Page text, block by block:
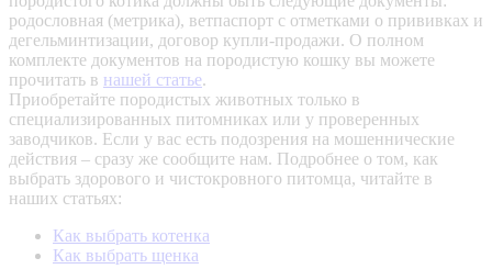
родословная (метрика), ветпаспорт с отметками о прививках и
дегельминтизации, договор купли-продажи. О полном
комплекте документов на породистую кошку вы можете
прочитать в нашей статье.
Приобретайте породистых животных только в
специализированных питомниках или у проверенных
заводчиков. Если у вас есть подозрения на мошеннические
действия – сразу же сообщите нам. Подробнее о том, как
выбрать здорового и чистокровного питомца, читайте в
наших статьях:
Как выбрать котенка
Как выбрать щенка